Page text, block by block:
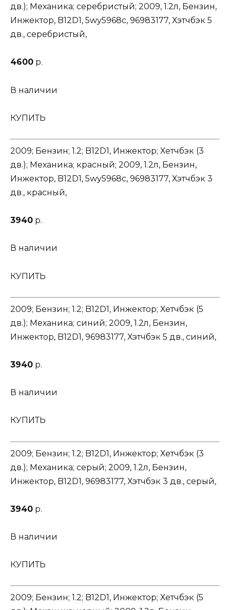
дв.); Механика; серебристый; 2009, 1.2л, Бензин,
Инжектор, B12D1, 5wy5968c, 96983177, Хэтчбэк 5
дв., серебристый,
4600 р.
В наличии
КУПИТЬ
2009; Бензин; 1.2; B12D1, Инжектор; Хетчбэк (3
дв.); Механика; красный; 2009, 1.2л, Бензин,
Инжектор, B12D1, 5wy5968c, 96983177, Хэтчбэк 3
дв., красный,
3940 р.
В наличии
КУПИТЬ
2009; Бензин; 1.2; B12D1, Инжектор; Хетчбэк (5
дв.); Механика; синий; 2009, 1.2л, Бензин,
Инжектор, B12D1, 96983177, Хэтчбэк 5 дв., синий,
3940 р.
В наличии
КУПИТЬ
2009; Бензин; 1.2; B12D1, Инжектор; Хетчбэк (3
дв.); Механика; серый; 2009, 1.2л, Бензин,
Инжектор, B12D1, 96983177, Хэтчбэк 3 дв., серый,
3940 р.
В наличии
КУПИТЬ
2009; Бензин; 1.2; B12D1, Инжектор; Хетчбэк (5